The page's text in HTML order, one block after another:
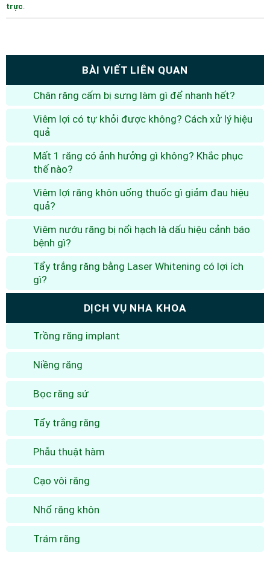
trực.
BÀI VIẾT LIÊN QUAN
Chân răng cấm bị sưng làm gì để nhanh hết?
Viêm lợi có tự khỏi được không? Cách xử lý hiệu
quả
Mất 1 răng có ảnh hưởng gì không? Khắc phục
thế nào?
Viêm lợi răng khôn uống thuốc gì giảm đau hiệu
quả?
Viêm nướu răng bị nổi hạch là dấu hiệu cảnh báo
bệnh gì?
Tẩy trắng răng bằng Laser Whitening có lợi ích
gì?
DỊCH VỤ NHA KHOA
Trồng răng implant
Niềng răng
Bọc răng sứ
Tẩy trắng răng
Phẫu thuật hàm
Cạo vôi răng
Nhổ răng khôn
Trám răng